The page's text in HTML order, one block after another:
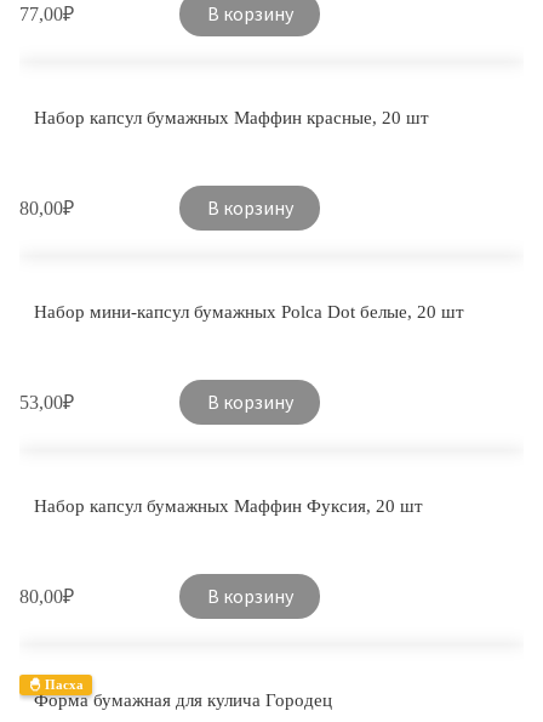
77,00₽ В корзину
Набор капсул бумажных Маффин красные, 20 шт
80,00₽ В корзину
Набор мини-капсул бумажных Polca Dot белые, 20 шт
53,00₽ В корзину
Набор капсул бумажных Маффин Фуксия, 20 шт
80,00₽ В корзину
🐣 Пасха
Форма бумажная для кулича Городец